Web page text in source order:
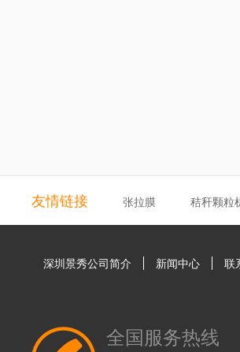
友情链接 张拉膜 秸秆颗粒
深圳景秀公司简介 新闻中心 联
全国服务热线